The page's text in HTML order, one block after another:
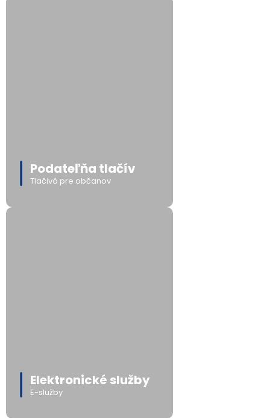
Podateľňa tlačív
Tlačivá pre občanov
Elektronické služby
E-služby